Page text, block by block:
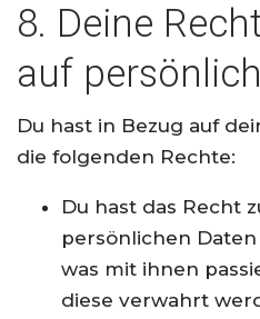
8. Deine
auf
Du hast in Bezug auf
die folgenden Rechte:
Du hast das Recht
persönlichen
was mit ihnen
diese verwahrt